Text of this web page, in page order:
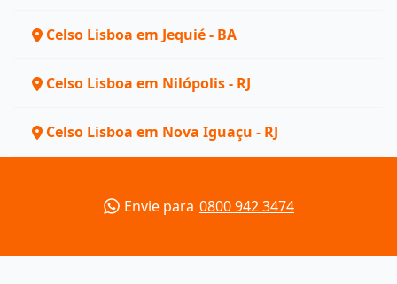
Celso Lisboa em Jequié - BA
Celso Lisboa em Nilópolis - RJ
Celso Lisboa em Nova Iguaçu - RJ
Envie para 0800 942 3474